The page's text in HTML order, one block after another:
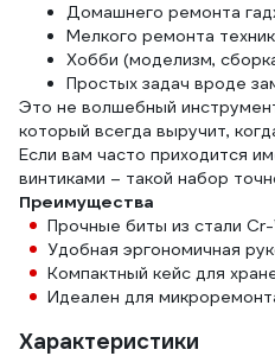
Домашнего ремонта
Мелкого ремонта
Хобби (моделизм,
Простых задач вроде
Это не волшебный
который всегда выручит,
Если вам часто приходится
винтиками – такой набор
Преимущества
Прочные биты из стали
Удобная эргономичная
Компактный кейс для
Идеален для
Характеристики